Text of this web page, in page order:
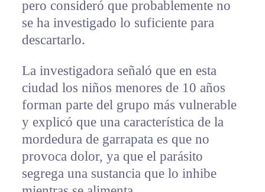
pero consideró que probablemente no
se ha investigado lo suficiente para
descartarlo.
La investigadora señaló que en esta
ciudad los niños menores de 10 años
forman parte del grupo más vulnerable
y explicó que una característica de la
mordedura de garrapata es que no
provoca dolor, ya que el parásito
segrega una sustancia que lo inhibe